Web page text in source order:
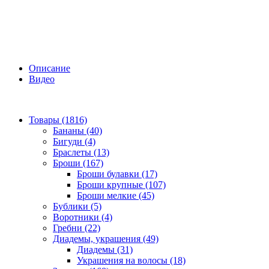
Описание
Видео
Товары (1816)
Бананы (40)
Бигуди (4)
Браслеты (13)
Броши (167)
Броши булавки (17)
Броши крупные (107)
Броши мелкие (45)
Бублики (5)
Воротники (4)
Гребни (22)
Диадемы, украшения (49)
Диадемы (31)
Украшения на волосы (18)